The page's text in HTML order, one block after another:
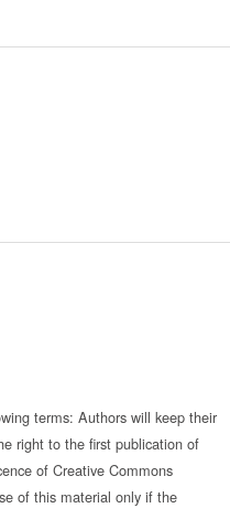
terms: Authors will keep their
right to the first publication of
of Creative Commons
of this material only if the